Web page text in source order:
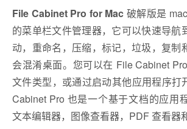
File Cabinet Pro for Mac 破解版是
的菜单栏文件管理器，它可以快速导航
动，重命名，压缩，标记，垃圾，复制
会混淆桌面。您可以在 File Cabinet
文件类型，或通过启动其他应用程序打
Cabinet Pro 也是一个基于文档的应用
文本编辑器，图像查看器，PDF 查看器